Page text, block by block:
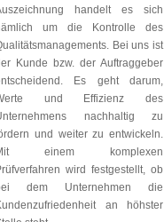
handelt es sich
um die Kontrolle des
Bei uns ist
Kunde bzw. der Auftraggeber
Es geht darum,
und Effizienz des
nachhaltig zu
und weiter zu entwickeln.
einem komplexen
wird festgestellt, ob
dem Unternehmen die
an höhster